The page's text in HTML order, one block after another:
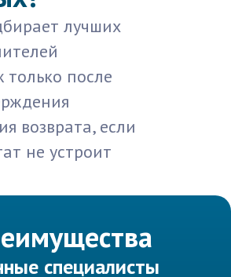
лучших
только после
возврата, если
не устроит
специалисты